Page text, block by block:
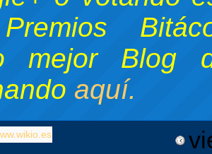
mejor Blog
aquí.